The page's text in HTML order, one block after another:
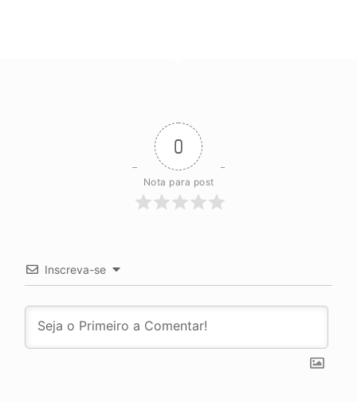
0
Nota para post
Inscreva-se